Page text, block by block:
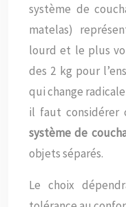
système de
matelas)
lourd et le plus
des 2 kg pour
qui change
il faut considérer
système de
objets séparés.
Le choix